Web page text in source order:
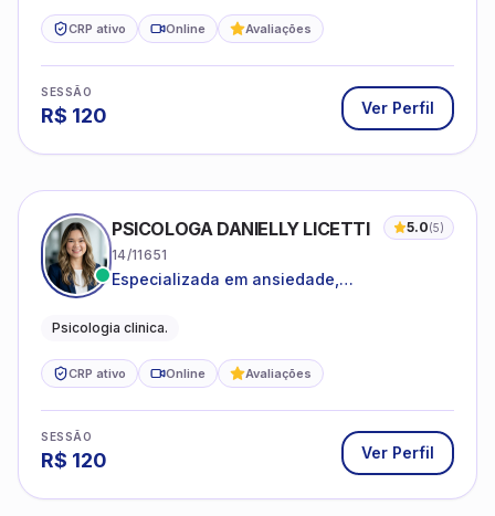
CRP ativo Online Avaliações
SESSÃO
R$ 120 Ver Perfil
PSICOLOGA DANIELLY LICETTI 5.0(5)
14/11651
Especializada em ansiedade,
Psicologia clinica.
CRP ativo Online Avaliações
SESSÃO
R$ 120 Ver Perfil